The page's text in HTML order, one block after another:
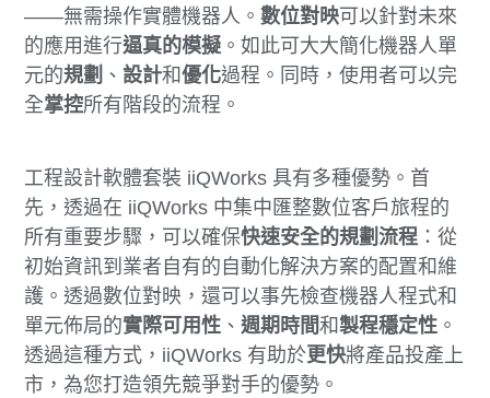
——無需操作實體機器人。數位對映可以針對未來
的應用進行逼真的模擬 。如此可大大簡化機器人單
元的規劃 、設計和優化過程。同時，使用者可以完
全掌控所有階段的流程。
工程設計軟體套裝 iiQWorks 具有多種優勢。首
先，透過在 iiQWorks 中集中匯整數位客戶旅程的
所有重要步驟，可以確保快速安全的規劃流程 ：從
初始資訊到業者自有的自動化解決方案的配置和維
護。透過數位對映，還可以事先檢查機器人程式和
單元佈局的實際可用性 、週期時間和製程穩定性 。
透過這種方式，iiQWorks 有助於更快將產品投產上
市，為您打造領先競爭對手的優勢。